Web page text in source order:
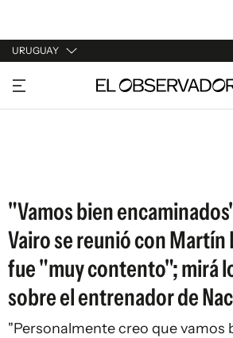
URUGUAY
URUGUAY
ARGENTINA
"Vamos bien
Vairo se reunió con Martín
fue "muy contento"; mirá
sobre el entrenador de
"Personalmente creo que vamos